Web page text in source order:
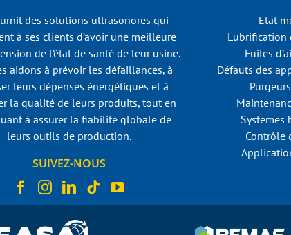
des solutions ultrasonores qui
à ses clients d’avoir une meilleure
de l’état de santé de leur usine.
aidons à prévoir les défaillances, à
leurs dépenses énergétiques et à
la qualité de leurs produits, tout en
à assurer la fiabilité globale de
leurs outils de production.
SUIVEZ-NOUS
Etat
Lubrification
Fuites
Défauts des
Systèmes
Contrôle